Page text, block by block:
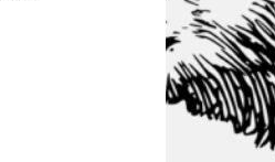
komentowania kolejnych afer w